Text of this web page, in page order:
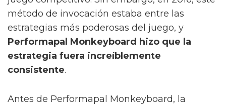
método de invocación estaba entre las
estrategias más poderosas del juego, y
Performapal Monkeyboard hizo que la
estrategia fuera increíblemente
consistente.
Antes de Performapal Monkeyboard, la